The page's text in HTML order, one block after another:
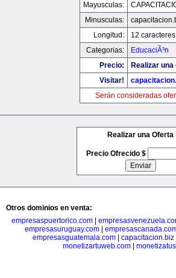
Mayusculas:
Minusculas:
Longitud:
12 caracteres
Categorias:
EducaciÃ³n
Precio:
Realizar
Visitar!
Serán consideradas
Realizar una Oferta
Precio Ofrecido $
Otros dominios en venta:
empresaspuertorico.com
empresasuruguay.com|
empresasguatemala.com
capacitacion.biz
monetizartuweb.com|